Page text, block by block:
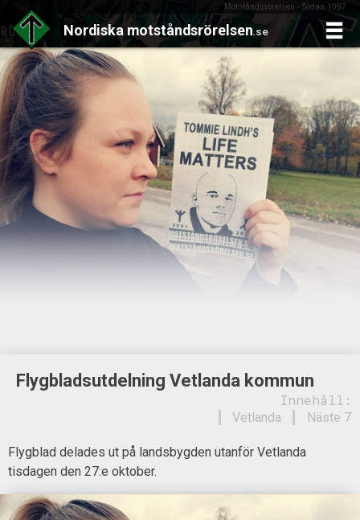
Motståndsrörelsen - Sedan 1997
Nordiska motståndsrörelsen.se
Skip
content
Flygbladsutdelning Vetlanda kommun
Innehåll:
Näste 7
Vetlanda
Flygblad delades ut på landsbygden utanför Vetlanda
tisdagen den 27:e oktober.